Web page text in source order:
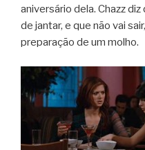
aniversário dela. Chazz
de jantar, e que não vai
preparação de um molho.